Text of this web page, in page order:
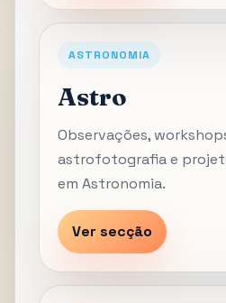
ASTRONOMIA
Astro
Observações,
astrofotografia e
em Astronomia.
Ver secção